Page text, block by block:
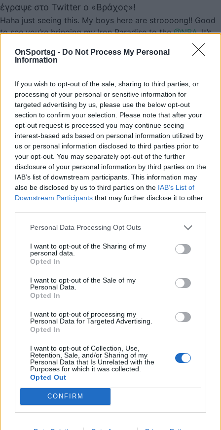
OnSportsg - Do Not Process My Personal
Information
If you wish to opt-out of the sale, sharing to third parties, or
processing of your personal or sensitive information for
targeted advertising by us, please use the below opt-out
section to confirm your selection. Please note that after your
opt-out request is processed you may continue seeing
interest-based ads based on personal information utilized by
us or personal information disclosed to third parties prior to
your opt-out. You may separately opt-out of the further
disclosure of your personal information by third parties on the
IAB’s list of downstream participants. This information may
also be disclosed by us to third parties on the IAB’s List of
Downstream Participants that may further disclose it to other
Personal Data Processing Opt Outs
I want to opt-out of the Sharing of my
personal data.
Opted In
I want to opt-out of the Sale of my
Personal Data.
Opted In
I want to opt-out of processing my
Personal Data for Targeted Advertising.
Opted In
I want to opt-out of Collection, Use,
Retention, Sale, and/or Sharing of my
Personal Data that Is Unrelated with the
Purposes for which it was collected.
Opted Out
CONFIRM
έγραψε στο Twitter ο «Βράχος»!
Haha just seeing this. My boys here are stroooong!! Good
to see you’re bringing my Iron Paradise to the@NBA. It’s
might be bionic.
? ??????#GreekFreak #BloodSweatRespect @Bucks
— Dwayne Johnson (@TheRock)
January 2, 2019
Παιχνίδι από παντού στη Novibet με το
νέο Mobile App
44
SHARES
COMMENTS
LATEST NEWS
GREEK BASKET LEAGUE
Πήρε Αγραβάνη ο Βίκος Ιωαννίνων
EUROLEAGUE
Αναντολού Εφές: Χάνει την αρχή της σεζόν ο
Παπαγιάννης